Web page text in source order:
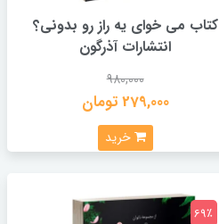
کتاب می خوای یه راز رو بدونی؟
انتشارات آذرگون
980,000
279,000 تومان
خرید
69٪